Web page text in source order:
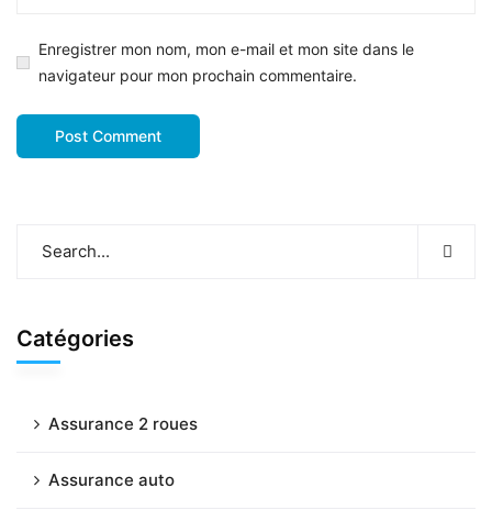
Enregistrer mon nom, mon e-mail et mon site dans le
navigateur pour mon prochain commentaire.
Catégories
Assurance 2 roues
Assurance auto